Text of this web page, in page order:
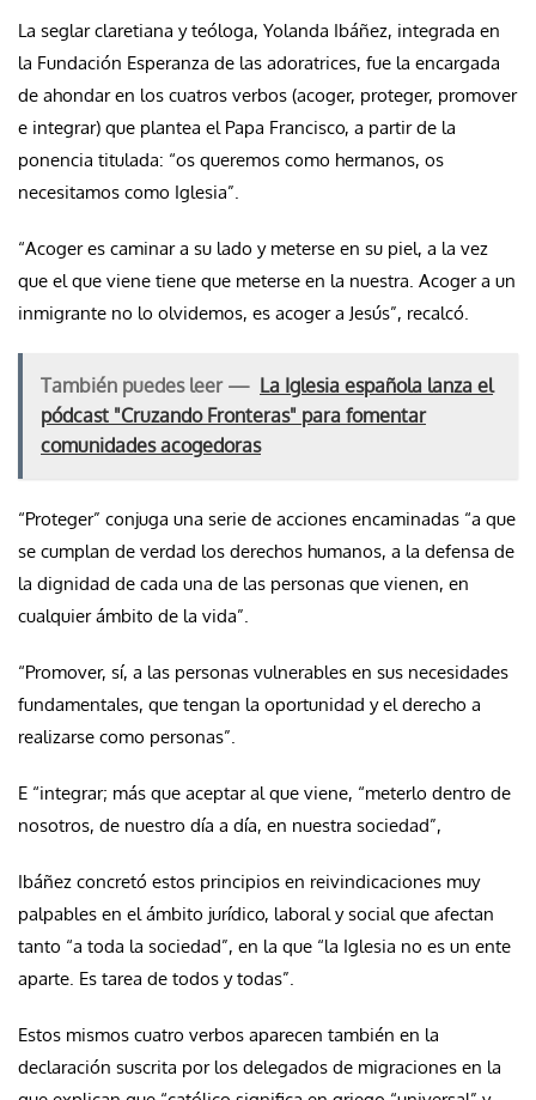
La seglar claretiana y teóloga, Yolanda Ibáñez, integrada en
la Fundación Esperanza de las adoratrices, fue la encargada
de ahondar en los cuatros verbos (acoger, proteger, promover
e integrar) que plantea el Papa Francisco, a partir de la
ponencia titulada: “os queremos como hermanos, os
necesitamos como Iglesia”.
“Acoger es caminar a su lado y meterse en su piel, a la vez
que el que viene tiene que meterse en la nuestra. Acoger a un
inmigrante no lo olvidemos, es acoger a Jesús”, recalcó.
También puedes leer — La Iglesia española lanza el
pódcast "Cruzando Fronteras" para fomentar
comunidades acogedoras
“Proteger” conjuga una serie de acciones encaminadas “a que
se cumplan de verdad los derechos humanos, a la defensa de
la dignidad de cada una de las personas que vienen, en
cualquier ámbito de la vida”.
“Promover, sí, a las personas vulnerables en sus necesidades
fundamentales, que tengan la oportunidad y el derecho a
realizarse como personas”.
E “integrar; más que aceptar al que viene, “meterlo dentro de
nosotros, de nuestro día a día, en nuestra sociedad”,
Ibáñez concretó estos principios en reivindicaciones muy
palpables en el ámbito jurídico, laboral y social que afectan
tanto “a toda la sociedad”, en la que “la Iglesia no es un ente
aparte. Es tarea de todos y todas”.
Estos mismos cuatro verbos aparecen también en la
declaración suscrita por los delegados de migraciones en la